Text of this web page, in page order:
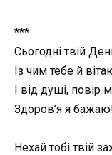
***
Сьогодні твій
Із чим тебе й
І від душі, повір
Здоров’я я
Нехай тобі твій